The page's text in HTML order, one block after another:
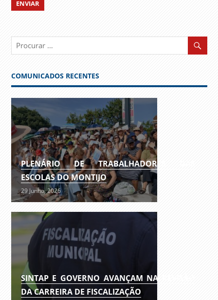
COMUNICADOS RECENTES
PLENÁRIO DE TRABALHADORES DAS
ESCOLAS DO MONTIJO
29 Junho, 2026
SINTAP E GOVERNO AVANÇAM NA REVISÃO
DA CARREIRA DE FISCALIZAÇÃO